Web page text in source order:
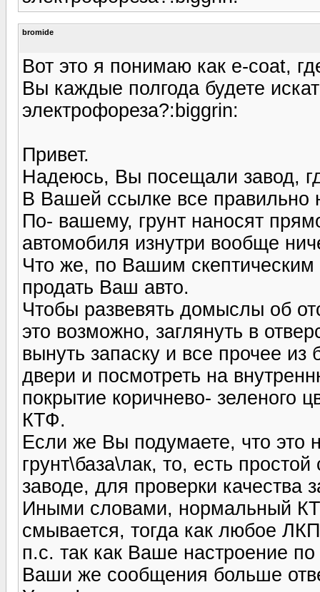
bromide
Вот это я понимаю как e-coat,
Вы каждые полгода будете
электрофореза?:biggrin:
Привет.
Надеюсь, Вы посещали завод,
В Вашей ссылке все правильно
По- вашему, грунт наносят
автомобиля изнутри вообще
Что же, по Вашим
продать Ваш авто.
Чтобы развевять домыслы об
это возможно, заглянуть в
вынуть запаску и все прочее
двери и посмотреть на
покрытие коричнево- зеленого
КТФ.
Если же Вы подумаете, что это
грунт\база\лак, то, есть
заводе, для проверки качества
Иными словами, нормальный
смывается, тогда как любое
п.с. так как Ваше настроение
Ваши же сообщения больше